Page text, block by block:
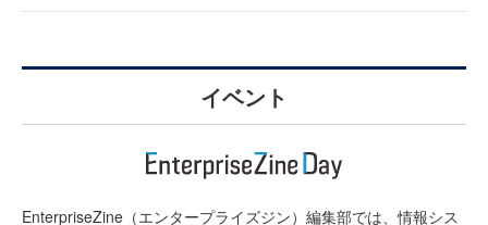
イベント
EnterpriseZine（エンタープライズジン）編集部では、情報シス